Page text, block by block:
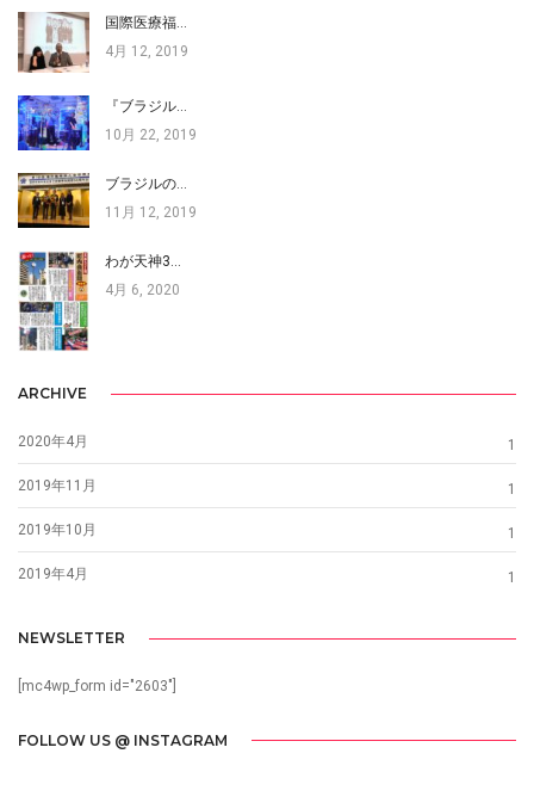
国際医療福…
4月 12, 2019
『ブラジル…
10月 22, 2019
ブラジルの…
11月 12, 2019
わが天神3…
4月 6, 2020
ARCHIVE
2020年4月 1
2019年11月 1
2019年10月 1
2019年4月 1
NEWSLETTER
[mc4wp_form id="2603"]
FOLLOW US @ INSTAGRAM